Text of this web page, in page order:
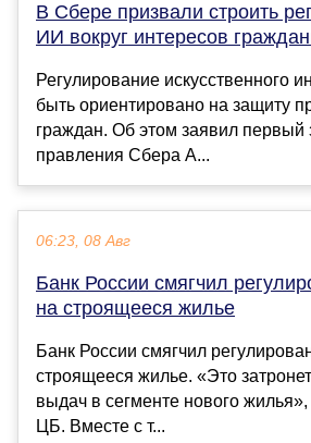
В Сбере призвали строить
ИИ вокруг интересов
Регулирование искусственного
быть ориентировано на защиту
граждан. Об этом заявил первый
правления Сбера А...
06:23, 08 Авг
Банк России смягчил
на строящееся жилье
Банк России смягчил
строящееся жилье. «Это
выдач в сегменте нового
ЦБ. Вместе с т...